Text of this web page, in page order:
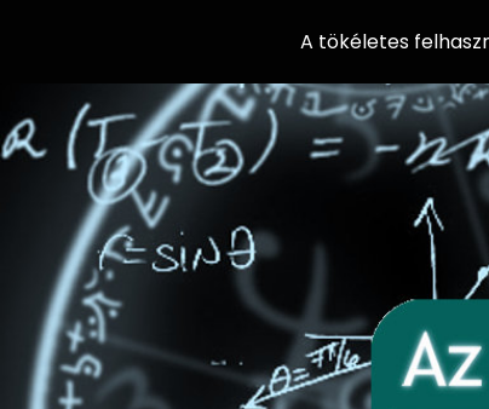
A tökéletes